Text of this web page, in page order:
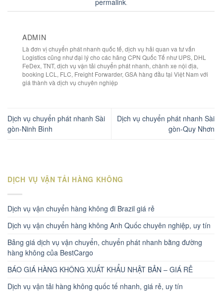
.
ADMIN
Là đơn vị chuyển phát nhanh quốc tế, dịch vụ hải quan va tư vấn
Logistics cũng như đại lý cho các hãng CPN Quốc Tế như UPS, DHL
FeDex, TNT, dịch vụ vận tải chuyển phát nhanh, chành xe nội địa,
booking LCL, FLC, Freight Forwarder, GSA hàng đầu tại Việt Nam với
giá thành và dịch vụ chuyên nghiệp
Dịch vụ chuyển phát nhanh Sài
gòn-Ninh Bình
Dịch vụ chuyển phát nhanh Sài
gòn-Quy Nhơn
DỊCH VỤ VẬN TẢI HÀNG KHÔNG
Dịch vụ vận chuyển hàng không đi Brazil giá rẻ
Dịch vụ vận chuyển hàng không Anh Quốc chuyên nghiệp, uy tín
Bảng giá dịch vụ vận chuyển, chuyển phát nhanh bằng đường
hàng không của BestCargo
BÁO GIÁ HÀNG KHÔNG XUẤT KHẨU NHẬT BẢN – GIÁ RẺ
Dịch vụ vận tải hàng không quốc tế nhanh, giá rẻ, uy tín